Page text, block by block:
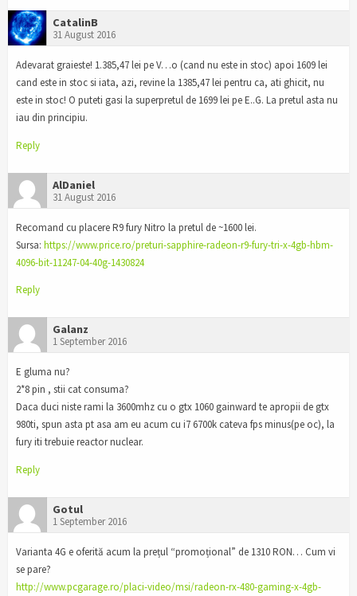
CatalinB
31 August 2016
Adevarat graieste! 1.385,47 lei pe V…o (cand nu este in stoc) apoi 1609 lei
cand este in stoc si iata, azi, revine la 1385,47 lei pentru ca, ati ghicit, nu
este in stoc! O puteti gasi la superpretul de 1699 lei pe E..G. La pretul asta nu
iau din principiu.
Reply
AlDaniel
31 August 2016
Recomand cu placere R9 fury Nitro la pretul de ~1600 lei.
Sursa: https://www.price.ro/preturi-sapphire-radeon-r9-fury-tri-x-4gb-hbm-
4096-bit-11247-04-40g-1430824
Reply
Galanz
1 September 2016
E gluma nu?
2*8 pin , stii cat consuma?
Daca duci niste rami la 3600mhz cu o gtx 1060 gainward te apropii de gtx
980ti, spun asta pt asa am eu acum cu i7 6700k cateva fps minus(pe oc), la
fury iti trebuie reactor nuclear.
Reply
Gotul
1 September 2016
Varianta 4G e oferită acum la prețul “promoțional” de 1310 RON… Cum vi
se pare?
http://www.pcgarage.ro/placi-video/msi/radeon-rx-480-gaming-x-4gb-